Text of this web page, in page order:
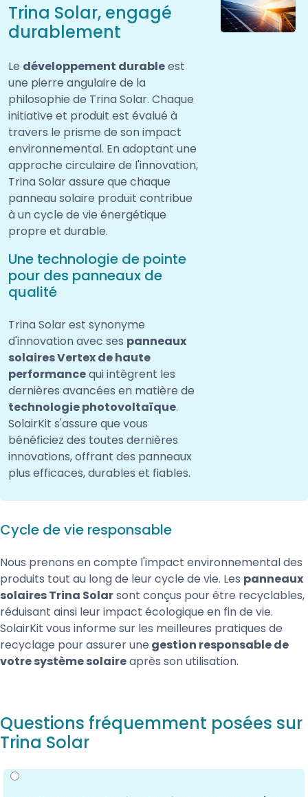
Trina Solar, engagé
durablement
Le développement durableest
une pierre angulaire de la
philosophie de Trina Solar. Chaque
initiative et produit est évalué à
travers le prisme de son impact
environnemental. En adoptant une
approche circulaire de l'innovation,
Trina Solar assure que chaque
panneau solaire produit contribue
à un cycle de vie énergétique
propre et durable.
Une technologie de pointe
pour des panneaux de
qualité
Trina Solar est synonyme
d'innovation avec ses panneaux
solaires Vertex de haute
performancequi intègrent les
dernières avancées en matière de
technologie photovoltaïque.
SolairKit s'assure que vous
bénéficiez des toutes dernières
innovations, offrant des panneaux
plus efficaces, durables et fiables.
Cycle de vie responsable
Nous prenons en compte l'impact environnemental des
produits tout au long de leur cycle de vie. Les panneaux
solaires Trina Solarsont conçus pour être recyclables,
réduisant ainsi leur impact écologique en fin de vie.
SolairKit vous informe sur les meilleures pratiques de
recyclage pour assurer une gestion responsable de
votre système solaireaprès son utilisation.
Questions fréquemment posées sur
Trina Solar